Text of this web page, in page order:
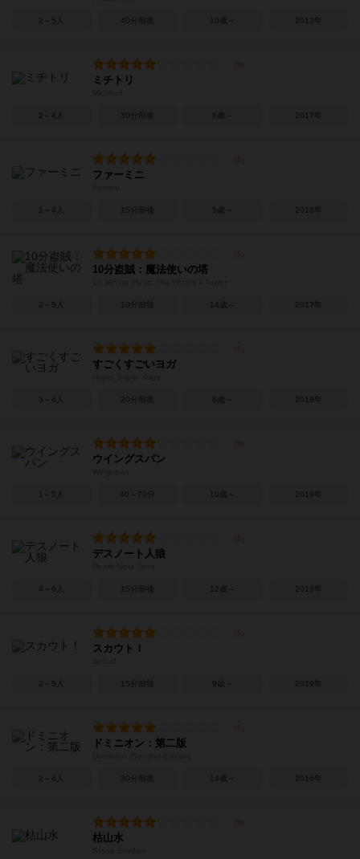
2～5人 40分前後 10歳～ 2013年
ミチトリ
2～4人 30分前後 6歳～ 2017年
ファーミニ
1～4人 15分前後 5歳～ 2018年
10分盗賊：魔法使いの塔
2～5人 10分前後 14歳～ 2017年
すごくすごいヨガ
3～4人 20分前後 8歳～ 2018年
ウイングスパン
1～5人 40～70分 10歳～ 2019年
デスノート人狼
4～6人 15分前後 12歳～ 2019年
スカウト！
2～5人 15分前後 9歳～ 2019年
ドミニオン：第二版
2～4人 30分前後 14歳～ 2016年
枯山水